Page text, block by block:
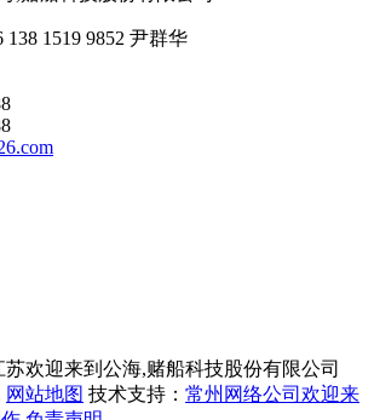
138 1519 9852 尹群华
苏欢迎来到公海,赌船科技股份有限公司
网站地图 技术支持： 常州网络公司欢迎来